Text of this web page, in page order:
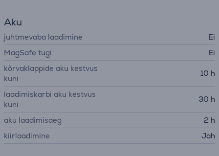
Aku
juhtmevaba laadimine
Ei
MagSafe tugi
Ei
kõrvaklappide aku kestvus
kuni
10 h
laadimiskarbi aku kestvus
kuni
30 h
aku laadimisaeg
2 h
kiirlaadimine
Jah